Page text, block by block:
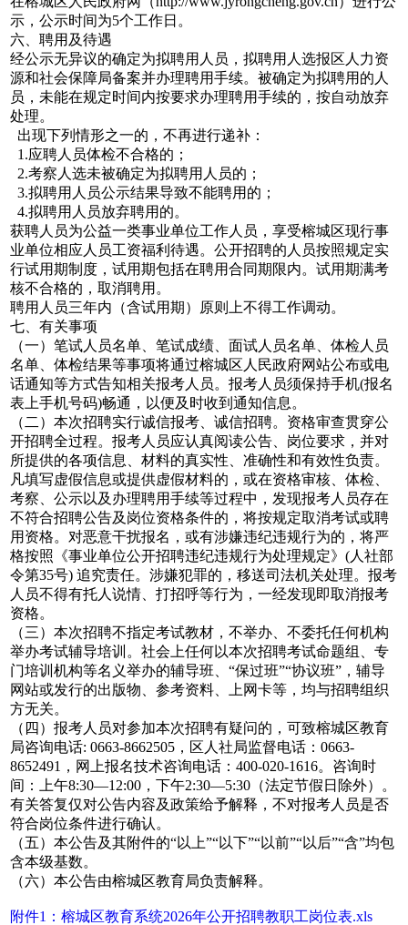
示，公示时间为5个工作日。
六、聘用及待遇
经公示无异议的确定为拟聘用人员，拟聘用人选报区人力资
源和社会保障局备案并办理聘用手续。被确定为拟聘用的人
员，未能在规定时间内按要求办理聘用手续的，按自动放弃
处理。
出现下列情形之一的，不再进行递补：
1.应聘人员体检不合格的；
2.考察人选未被确定为拟聘用人员的；
3.拟聘用人员公示结果导致不能聘用的；
4.拟聘用人员放弃聘用的。
获聘人员为公益一类事业单位工作人员，享受榕城区现行事
业单位相应人员工资福利待遇。公开招聘的人员按照规定实
行试用期制度，试用期包括在聘用合同期限内。试用期满考
核不合格的，取消聘用。
聘用人员三年内（含试用期）原则上不得工作调动。
七、有关事项
（一）笔试人员名单、笔试成绩、面试人员名单、体检人员
名单、体检结果等事项将通过榕城区人民政府网站公布或电
话通知等方式告知相关报考人员。报考人员须保持手机(报名
表上手机号码)畅通，以便及时收到通知信息。
（二）本次招聘实行诚信报考、诚信招聘。资格审查贯穿公
开招聘全过程。报考人员应认真阅读公告、岗位要求，并对
所提供的各项信息、材料的真实性、准确性和有效性负责。
凡填写虚假信息或提供虚假材料的，或在资格审核、体检、
考察、公示以及办理聘用手续等过程中，发现报考人员存在
不符合招聘公告及岗位资格条件的，将按规定取消考试或聘
用资格。对恶意干扰报名，或有涉嫌违纪违规行为的，将严
格按照《事业单位公开招聘违纪违规行为处理规定》(人社部
令第35号) 追究责任。涉嫌犯罪的，移送司法机关处理。报考
人员不得有托人说情、打招呼等行为，一经发现即取消报考
资格。
（三）本次招聘不指定考试教材，不举办、不委托任何机构
举办考试辅导培训。社会上任何以本次招聘考试命题组、专
门培训机构等名义举办的辅导班、“保过班”“协议班”，辅导
网站或发行的出版物、参考资料、上网卡等，均与招聘组织
方无关。
（四）报考人员对参加本次招聘有疑问的，可致榕城区教育
局咨询电话: 0663-8662505，区人社局监督电话：0663-
8652491，网上报名技术咨询电话：400-020-1616。咨询时
间：上午8:30—12:00，下午2:30—5:30（法定节假日除外）。
有关答复仅对公告内容及政策给予解释，不对报考人员是否
符合岗位条件进行确认。
（五）本公告及其附件的“以上”“以下”“以前”“以后”“含”均包
含本级基数。
（六）本公告由榕城区教育局负责解释。
附件1：榕城区教育系统2026年公开招聘教职工岗位表.xls